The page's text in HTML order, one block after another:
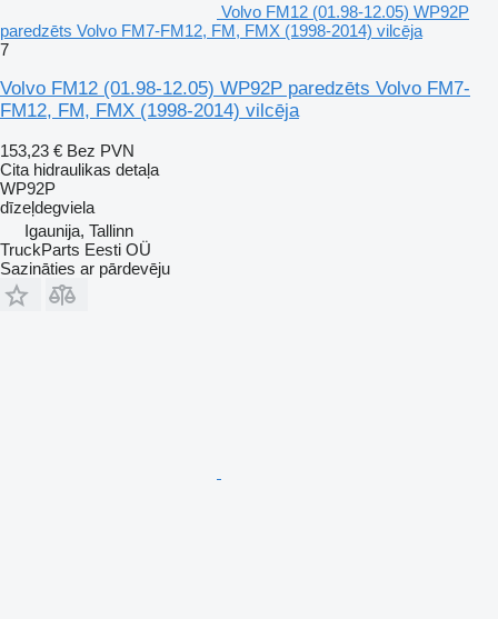
Volvo FM12 (01.98-12.05) WP92P
paredzēts Volvo FM7-FM12, FM, FMX (1998-2014) vilcēja
7
Volvo FM12 (01.98-12.05) WP92P paredzēts Volvo FM7-
FM12, FM, FMX (1998-2014) vilcēja
153,23 € Bez PVN
Cita hidraulikas detaļa
WP92P
dīzeļdegviela
Igaunija, Tallinn
TruckParts Eesti OÜ
Sazināties ar pārdevēju